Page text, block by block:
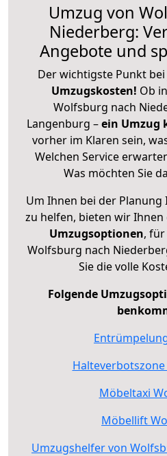
Umzug von
Niederberg:
Angebote und
Der wichtigste Punkt
Umzugskosten! Ob
Wolfsburg nach
Langenburg –ein Umzug
vorher im Klaren sein,
Welchen Service
Was möchten Sie
Um Ihnen bei der
zu helfen, bieten wir Ihnen
Umzugsoptionen,
Wolfsburg nach
Sie die volle
Folgende
Möbeltaxi
Möbellift
Umzugshelfer von